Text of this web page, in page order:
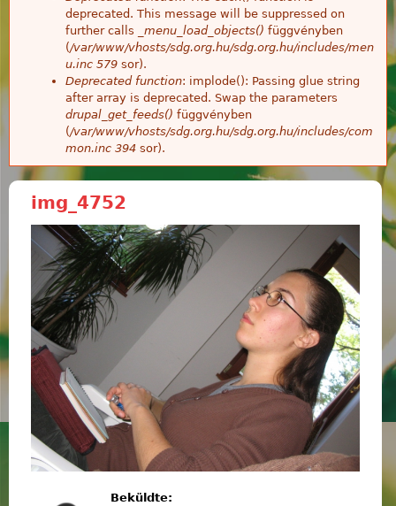
deprecated. This message will be suppressed on
further calls
_menu_load_objects() függvényben
(/var/www/vhosts/sdg.org.hu/sdg.org.hu/includes/men
u.inc 579 sor).
Deprecated function: implode(): Passing glue string
after array is deprecated. Swap the parameters
drupal_get_feeds() függvényben
(/var/www/vhosts/sdg.org.hu/sdg.org.hu/includes/com
mon.inc 394 sor).
img_4752
Beküldte: